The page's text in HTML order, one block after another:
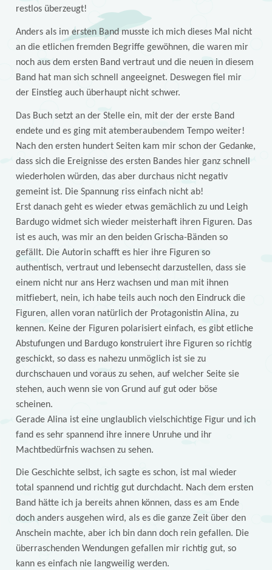
restlos überzeugt!
Anders als im ersten Band musste ich mich dieses Mal nicht
an die etlichen fremden Begriffe gewöhnen, die waren mir
noch aus dem ersten Band vertraut und die neuen in diesem
Band hat man sich schnell angeeignet. Deswegen fiel mir
der Einstieg auch überhaupt nicht schwer.
Das Buch setzt an der Stelle ein, mit der der erste Band
endete und es ging mit atemberaubendem Tempo weiter!
Nach den ersten hundert Seiten kam mir schon der Gedanke,
dass sich die Ereignisse des ersten Bandes hier ganz schnell
wiederholen würden, das aber durchaus nicht negativ
gemeint ist. Die Spannung riss einfach nicht ab!
Erst danach geht es wieder etwas gemächlich zu und Leigh
Bardugo widmet sich wieder meisterhaft ihren Figuren. Das
ist es auch, was mir an den beiden Grischa-Bänden so
gefällt. Die Autorin schafft es hier ihre Figuren so
authentisch, vertraut und lebensecht darzustellen, dass sie
einem nicht nur ans Herz wachsen und man mit ihnen
mitfiebert, nein, ich habe teils auch noch den Eindruck die
Figuren, allen voran natürlich der Protagonistin Alina, zu
kennen. Keine der Figuren polarisiert einfach, es gibt etliche
Abstufungen und Bardugo konstruiert ihre Figuren so richtig
geschickt, so dass es nahezu unmöglich ist sie zu
durchschauen und voraus zu sehen, auf welcher Seite sie
stehen, auch wenn sie von Grund auf gut oder böse
scheinen.
Gerade Alina ist eine unglaublich vielschichtige Figur und ich
fand es sehr spannend ihre innere Unruhe und ihr
Machtbedürfnis wachsen zu sehen.
Die Geschichte selbst, ich sagte es schon, ist mal wieder
total spannend und richtig gut durchdacht. Nach dem ersten
Band hätte ich ja bereits ahnen können, dass es am Ende
doch anders ausgehen wird, als es die ganze Zeit über den
Anschein machte, aber ich bin dann doch rein gefallen. Die
überraschenden Wendungen gefallen mir richtig gut, so
kann es einfach nie langweilig werden.